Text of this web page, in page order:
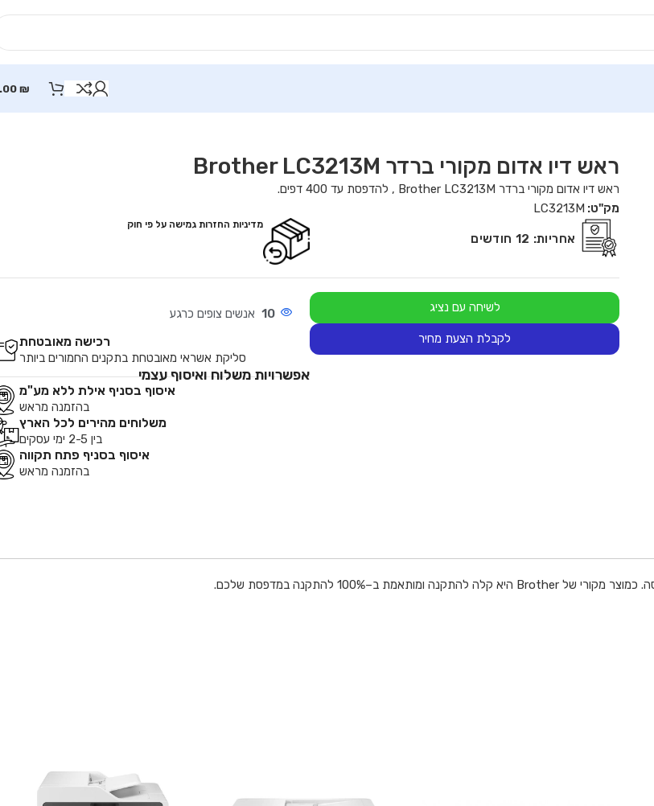
₪
ראש דיו אדום מקורי ברדר Brother LC3213M
ראש דיו אדום מקורי ברדר Brother LC3213M , להדפסת עד 400 דפים.
מק"ט: LC3213M
אחריות: 12 חודשים
מדיניות החזרות גמישה על פי חוק
לשיחה עם נציג
לקבלת הצעת מחיר
10 אנשים צופים כרגע
רכישה מאובטחת
סליקת אשראי מאובטחת בתקנים החמורים ביותר
אפשרויות משלוח ואיסוף עצמי
איסוף בסניף אילת ללא מע"מ
בהזמנה מראש
משלוחים מהירים לכל הארץ
בין 2-5 ימי עסקים
איסוף בסניף פתח תקווה
בהזמנה מראש